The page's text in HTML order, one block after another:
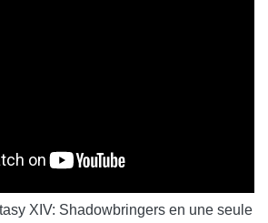
XIV: Shadowbringers en une seule